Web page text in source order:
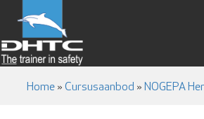
Home» Cursusaanbod » NOGEPA